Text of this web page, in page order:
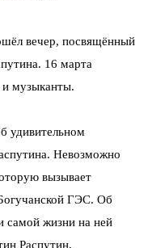
вечер, посвящённый
16 марта
и музыканты.
удивительном
Невозможно
вызывает
ГЭС. Об
самой жизни на ней
Распутин.